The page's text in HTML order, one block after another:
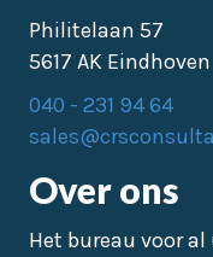
Philitelaan 57
5617 AK Eindhoven
040 - 231 94 64
Over ons
Het bureau voor